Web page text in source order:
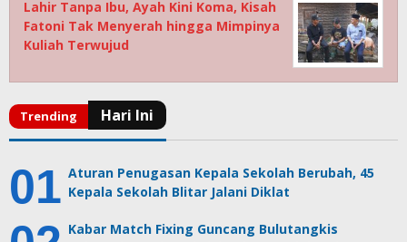
Lahir Tanpa Ibu, Ayah Kini Koma, Kisah
Fatoni Tak Menyerah hingga Mimpinya
Kuliah Terwujud
Aturan Penugasan Kepala Sekolah Berubah, 45
Kepala Sekolah Blitar Jalani Diklat
Kabar Match Fixing Guncang Bulutangkis